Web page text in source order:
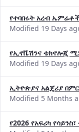
የተባበሩት አረብ
Modified 19 Days
የኢኖቬሽንና ቴክኖሎጂ
Modified 19 Days
ኢትዮጵያና አልጄሪያ
Modified 5 Months
የ2026 የአፍሪካ